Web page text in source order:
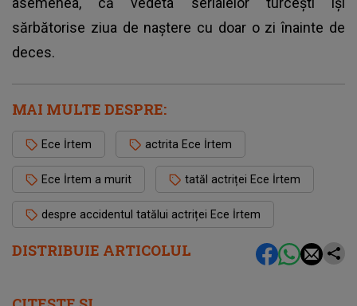
DISTRIBUIE ARTICOLUL
sărbătorise ziua de naștere cu doar o zi înainte de
deces.
MAI MULTE DESPRE:
Ece İrtem actrita Ece İrtem
Ece İrtem a murit tatăl actriței Ece İrtem
despre accidentul tatălui actriței Ece İrtem